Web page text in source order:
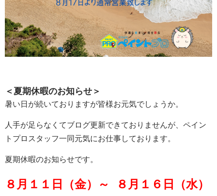
＜夏期休暇のお知らせ＞
暑い日が続いておりますが皆様お元気でしょうか。
人手が足らなくてブログ更新できておりませんが、ペイン
トプロスタッフ一同元気にお仕事しております。
夏期休暇のお知らせです。
８月１１日（金）～ ８月１６日（水）